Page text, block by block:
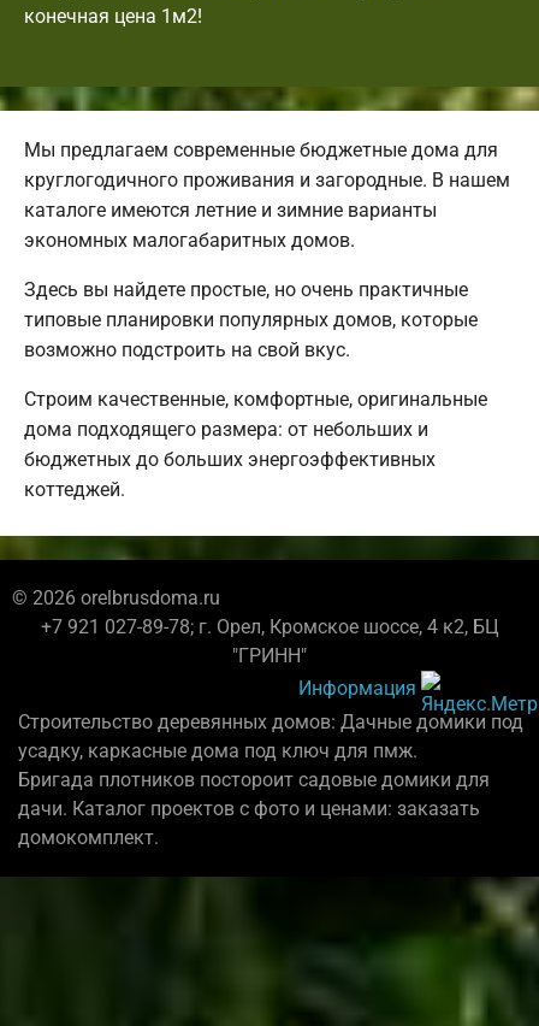
конечная цена 1м2!
Мы предлагаем современные бюджетные дома для
круглогодичного проживания и загородные. В нашем
каталоге имеются летние и зимние варианты
экономных малогабаритных домов.
Здесь вы найдете простые, но очень практичные
типовые планировки популярных домов, которые
возможно подстроить на свой вкус.
Строим качественные, комфортные, оригинальные
дома подходящего размера: от небольших и
бюджетных до больших энергоэффективных
коттеджей.
© 2026 orelbrusdoma.ru
+7 921 027-89-78; г. Орел, Кромское шоссе, 4 к2, БЦ
"ГРИНН"
Информация
Строительство деревянных домов: Дачные домики под
усадку, каркасные дома под ключ для пмж.
Бригада плотников постороит садовые домики для
дачи. Каталог проектов с фото и ценами: заказать
домокомплект.